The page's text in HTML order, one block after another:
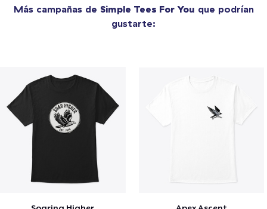
Más campañas de Simple Tees For You que podrían
gustarte: